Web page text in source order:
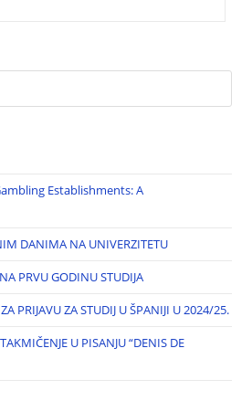
Establishments: A
DANIMA NA UNIVERZITETU
PRVU GODINU STUDIJA
PRIJAVU ZA STUDIJ U ŠPANIJI U 2024/25.
U PISANJU “DENIS DE